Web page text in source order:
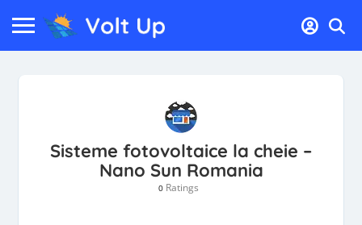
Sisteme fotovoltaice la cheie –
Nano Sun Romania
0 Ratings